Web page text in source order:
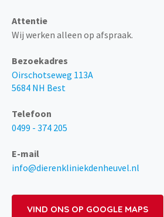
Attentie
Wij werken alleen op afspraak.
Bezoekadres
Oirschotseweg 113A
5684 NH Best
Telefoon
0499 - 374 205
E-mail
info@dierenkliniekdenheuvel.nl
VIND ONS OP GOOGLE MAPS